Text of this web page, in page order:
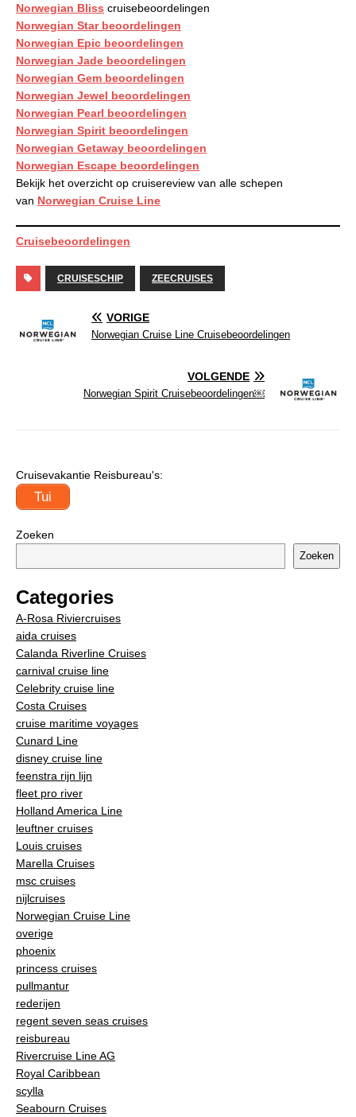
Norwegian Bliss cruisebeoordelingen
Norwegian Star beoordelingen
Norwegian Epic beoordelingen
Norwegian Jade beoordelingen
Norwegian Gem beoordelingen
Norwegian Jewel beoordelingen
Norwegian Pearl beoordelingen
Norwegian Spirit beoordelingen
Norwegian Getaway beoordelingen
Norwegian Escape beoordelingen
Bekijk het overzicht op cruisereview van alle schepen
van Norwegian Cruise Line
Cruisebeoordelingen
CRUISESCHIP ZEECRUISES
VORIGE
Norwegian Cruise Line Cruisebeoordelingen
VOLGENDE
Norwegian Spirit Cruisebeoordelingen￼
Cruisevakantie Reisbureau's:
Tui
Zoeken
Zoeken
Categories
A-Rosa Riviercruises
aida cruises
Calanda Riverline Cruises
carnival cruise line
Celebrity cruise line
Costa Cruises
cruise maritime voyages
Cunard Line
disney cruise line
feenstra rijn lijn
fleet pro river
Holland America Line
leuftner cruises
Louis cruises
Marella Cruises
msc cruises
nijlcruises
Norwegian Cruise Line
overige
phoenix
princess cruises
pullmantur
rederijen
regent seven seas cruises
reisbureau
Rivercruise Line AG
Royal Caribbean
scylla
Seabourn Cruises